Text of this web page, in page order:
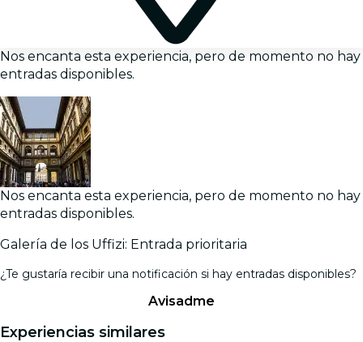
Nos encanta esta experiencia, pero de momento no hay
entradas disponibles.
Nos encanta esta experiencia, pero de momento no hay
entradas disponibles.
Galería de los Uffizi: Entrada prioritaria
¿Te gustaría recibir una notificación si hay entradas disponibles?
Avisadme
Experiencias similares